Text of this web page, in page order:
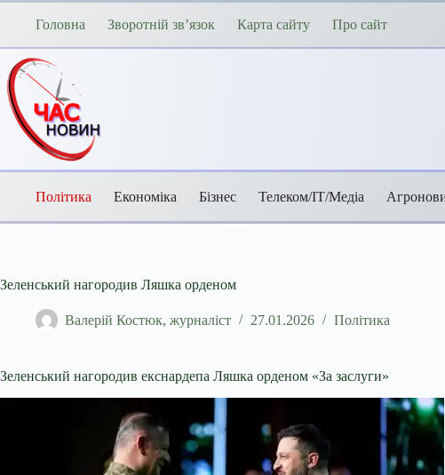
Перейти
Головна Зворотній зв’язок Карта сайту Про сайт
Політика Економіка Бізнес Телеком/ІТ/Медіа
Зеленський нагородив Ляшка орденом
Валерій Костюк, журналіст 27.01.2026 Політика
Зеленський нагородив екснардепа Ляшка орденом «За заслуги»